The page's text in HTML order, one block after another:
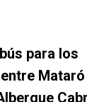
para los